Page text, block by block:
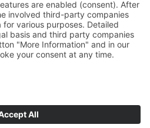
Karlheinz Krupp, die so richtig schön
Rock
17,20 €